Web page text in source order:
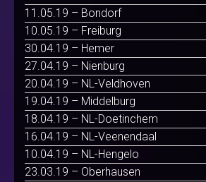
11.05.19 – Bondorf
10.05.19 – Freiburg
30.04.19 – Hemer
27.04.19 – Nienburg
20.04.19 – NL-Veldhoven
19.04.19 – Middelburg
18.04.19 – NL-Doetinchem
16.04.19 – NL-Veenendaal
10.04.19 – NL-Hengelo
23.03.19 – Oberhausen